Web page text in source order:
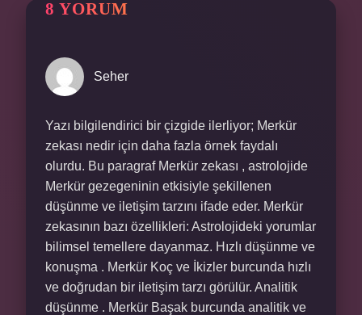
8 YORUM
Seher
Yazı bilgilendirici bir çizgide ilerliyor; Merkür
zekası nedir için daha fazla örnek faydalı
olurdu. Bu paragraf Merkür zekası , astrolojide
Merkür gezegeninin etkisiyle şekillenen
düşünme ve iletişim tarzını ifade eder. Merkür
zekasının bazı özellikleri: Astrolojideki yorumlar
bilimsel temellere dayanmaz. Hızlı düşünme ve
konuşma . Merkür Koç ve İkizler burcunda hızlı
ve doğrudan bir iletişim tarzı görülür. Analitik
düşünme . Merkür Başak burcunda analitik ve